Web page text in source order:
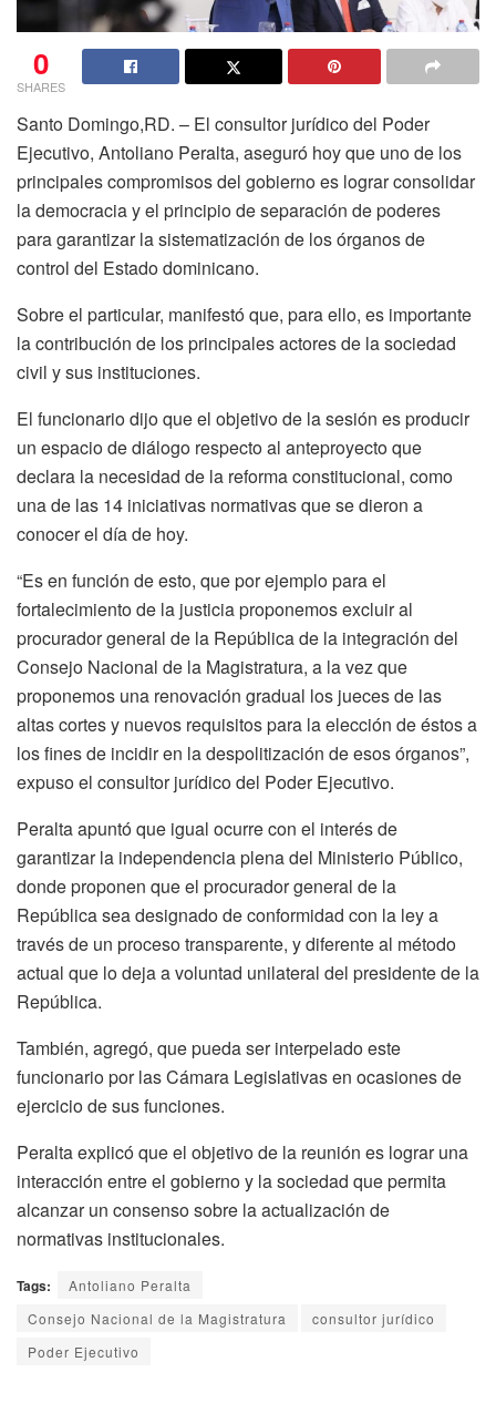
0
SHARES
Santo Domingo,RD. – El consultor jurídicodel Poder
Ejecutivo, Antoliano Peralta, aseguró hoy que uno de los
principales compromisos del gobierno es lograr consolidar
la democracia y el principio de separación de poderes
para garantizar la sistematización de los órganos de
control del Estado dominicano.
Sobre el particular, manifestó que, para ello, es importante
la contribución de los principales actores de la sociedad
civil y sus instituciones.
El funcionario dijo que el objetivo de la sesión es producir
un espacio de diálogo respecto al anteproyecto que
declara la necesidad de la reforma constitucional, como
una de las 14 iniciativas normativas que se dieron a
conocer el día de hoy.
“Es en función de esto, que por ejemplo para el
fortalecimiento de la justicia proponemos excluir al
procurador general de la República de la integración del
Consejo Nacional de la Magistratura, a la vez que
proponemos una renovación gradual los jueces de las
altas cortes y nuevos requisitos para la elección de éstos a
los fines de incidir en la despolitización de esos órganos”,
expuso el consultor jurídico del Poder Ejecutivo.
Peralta apuntó que igual ocurre con el interés de
garantizar la independencia plena del Ministerio Público,
donde proponen que el procurador general de la
República sea designado de conformidad con la ley a
través de un proceso transparente, y diferente al método
actual que lo deja a voluntad unilateral del presidente de la
República.
También, agregó, que pueda ser interpelado este
funcionario por las Cámara Legislativas en ocasiones de
ejercicio de sus funciones.
Peralta explicó que el objetivo de la reunión es lograr una
interacción entre el gobierno y la sociedad que permita
alcanzar un consenso sobre la actualización de
normativas institucionales.
Tags:
Antoliano Peralta
Consejo Nacional de la Magistratura
consultor jurídico
Poder Ejecutivo